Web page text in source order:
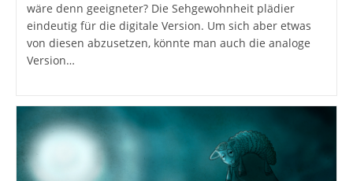
wäre denn geeigneter? Die Sehgewohnheit plädier
eindeutig für die digitale Version. Um sich aber etwas
von diesen abzusetzen, könnte man auch die analoge
Version…